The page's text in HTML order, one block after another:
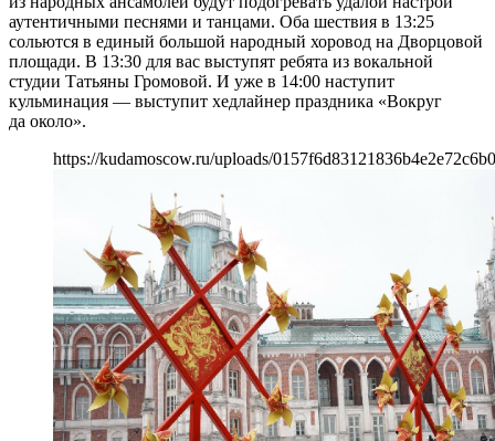
аутентичными песнями и танцами. Оба шествия в 13:25
сольются в единый большой народный хоровод на Дворцовой
площади. В 13:30 для вас выступят ребята из вокальной
студии Татьяны Громовой. И уже в 14:00 наступит
кульминация — выступит хедлайнер праздника «Вокруг
да около».
https://kudamoscow.ru/uploads/